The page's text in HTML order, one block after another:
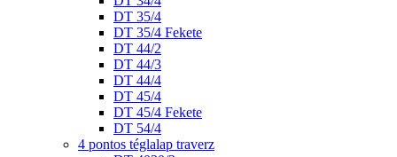
DT 35/4
DT 35/4 Fekete
DT 44/2
DT 44/3
DT 44/4
DT 45/4
DT 45/4 Fekete
DT 54/4
4 pontos téglalap traverz